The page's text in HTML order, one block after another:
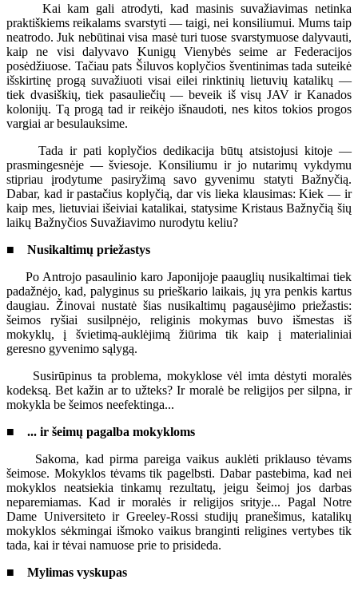
Kai kam gali atrodyti, kad masinis suvažiavimas netinka
praktiškiems reikalams svarstyti — taigi, nei konsiliumui. Mums taip
neatrodo. Juk nebūtinai visa masė turi tuose svarstymuose dalyvauti,
kaip ne visi dalyvavo Kunigų Vienybės seime ar Federacijos
posėdžiuose. Tačiau pats Šiluvos koplyčios šventinimas tada suteikė
išskirtinę progą suvažiuoti visai eilei rinktinių lietuvių katalikų —
tiek dvasiškių, tiek pasauliečių — beveik iš visų JAV ir Kanados
kolonijų. Tą progą tad ir reikėjo išnaudoti, nes kitos tokios progos
vargiai ar besulauksime.
Tada ir pati koplyčios dedikacija būtų atsistojusi kitoje —
prasmingesnėje — šviesoje. Konsiliumu ir jo nutarimų vykdymu
stipriau įrodytume pasiryžimą savo gyvenimu statyti Bažnyčią.
Dabar, kad ir pastačius koplyčią, dar vis lieka klausimas: Kiek — ir
kaip mes, lietuviai išeiviai katalikai, statysime Kristaus Bažnyčią šių
laikų Bažnyčios Suvažiavimo nurodytu keliu?
■ Nusikaltimų priežastys
Po Antrojo pasaulinio karo Japonijoje paauglių nusikaltimai tiek
padažnėjo, kad, palyginus su prieškario laikais, jų yra penkis kartus
daugiau. Žinovai nustatė šias nusikaltimų pagausėjimo priežastis:
šeimos ryšiai susilpnėjo, religinis mokymas buvo išmestas iš
mokyklų, į švietimą-auklėjimą žiūrima tik kaip į materialiniai
geresno gyvenimo sąlygą.
Susirūpinus ta problema, mokyklose vėl imta dėstyti moralės
kodeksą. Bet kažin ar to užteks? Ir moralė be religijos per silpna, ir
mokykla be šeimos neefektinga...
■ ... ir šeimų pagalba mokykloms
Sakoma, kad pirma pareiga vaikus auklėti priklauso tėvams
šeimose. Mokyklos tėvams tik pagelbsti. Dabar pastebima, kad nei
mokyklos neatsiekia tinkamų rezultatų, jeigu šeimoj jos darbas
neparemiamas. Kad ir moralės ir religijos srityje... Pagal Notre
Dame Universiteto ir Greeley-Rossi studijų pranešimus, katalikų
mokyklos sėkmingai išmoko vaikus branginti religines vertybes tik
tada, kai ir tėvai namuose prie to prisideda.
■ Mylimas vyskupas